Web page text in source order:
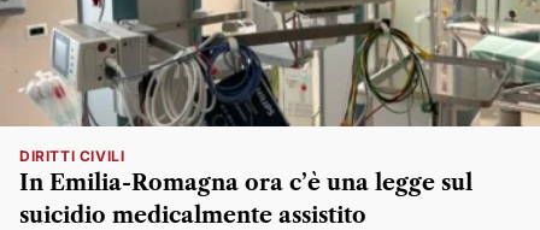
DIRITTI CIVILI
In Emilia-Romagna ora c’è una legge sul
suicidio medicalmente assistito